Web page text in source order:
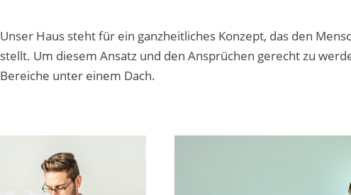
Unser Haus steht für ein ganzheitliches Konzept, das den
stellt. Um diesem Ansatz und den Ansprüchen gerecht zu
Bereiche unter einem Dach.